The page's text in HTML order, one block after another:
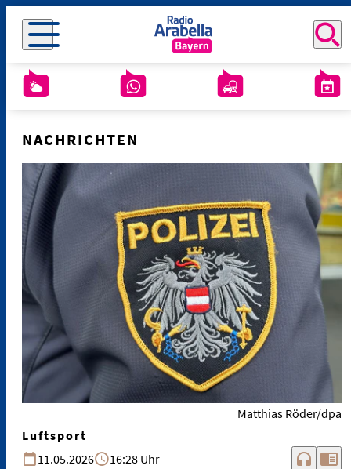
NACHRICHTEN
Matthias Röder/dpa
Luftsport
11.05.2026
16:28 Uhr headphones chrome_reader_mode